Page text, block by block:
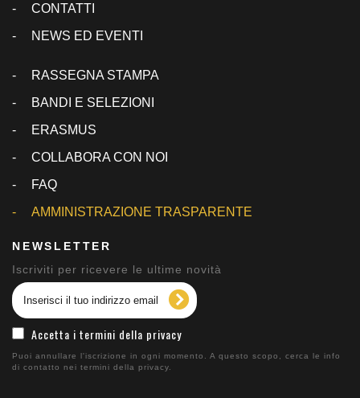
CONTATTI
NEWS ED EVENTI
RASSEGNA STAMPA
BANDI E SELEZIONI
ERASMUS
COLLABORA CON NOI
FAQ
AMMINISTRAZIONE TRASPARENTE
NEWSLETTER
Iscriviti per ricevere le ultime novità
Accetta i termini della privacy
Puoi annullare l'iscrizione in ogni momento. A questo scopo, cerca le info
di contatto nei termini della privacy.